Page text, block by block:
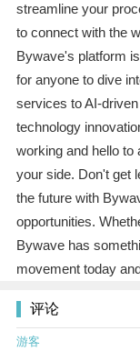
streamline your
to connect with the
Bywave's platform
for anyone to dive
services to AI-
technology
working and hello to
your side. Don't get
the future with
opportunities.
Bywave has
movement today
评论
游客